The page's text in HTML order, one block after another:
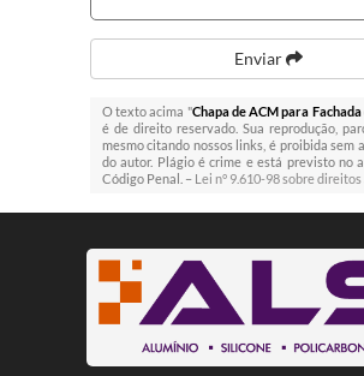
Enviar
O texto acima "Chapa de ACM para
é de direito reservado. Sua reprodução,
mesmo citando nossos links, é proibida sem
do autor. Plágio é crime e está previsto no
Código Penal. – Lei n° 9.610-98 sobre